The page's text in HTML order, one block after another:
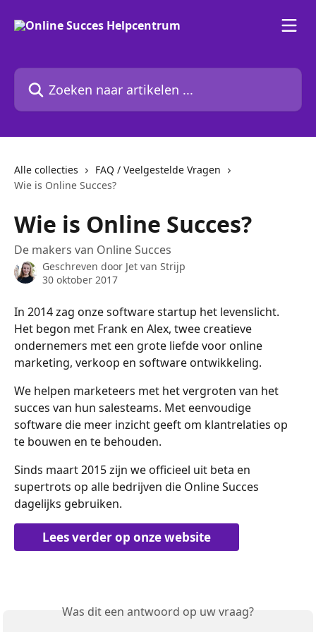
Zoeken naar artikelen ...
Alle collecties
FAQ / Veelgestelde Vragen
Wie is Online Succes?
Wie is Online Succes?
De makers van Online Succes
Geschreven door Jet van Strijp
30 oktober 2017
In 2014 zag onze software startup het levenslicht.
Het begon met Frank en Alex, twee creatieve
ondernemers met een grote liefde voor online
marketing, verkoop en software ontwikkeling.
We helpen marketeers met het vergroten van het
succes van hun salesteams. Met eenvoudige
software die meer inzicht geeft om klantrelaties op
te bouwen en te behouden.
Sinds maart 2015 zijn we officieel uit beta en
supertrots op alle bedrijven die Online Succes
dagelijks gebruiken.
Lees verder op onze website
Was dit een antwoord op uw vraag?